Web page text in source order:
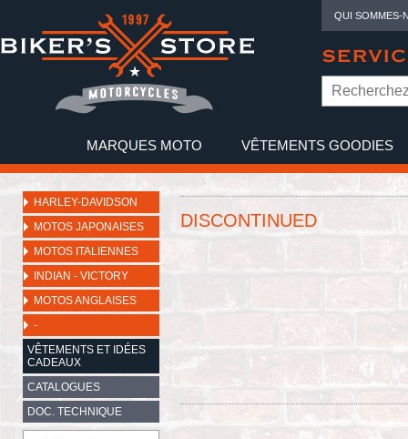
QUI SOMMES-
MARQUES MOTO VÊTEMENTS GOODIES
HARLEY-DAVIDSON
MOTOS JAPONAISES
MOTOS ITALIENNES
INDIAN - VICTORY
MOTOS ANGLAISES
-
VÊTEMENTS ET IDÉES
CADEAUX
CATALOGUES
DOC. TECHNIQUE
DISCONTINUED